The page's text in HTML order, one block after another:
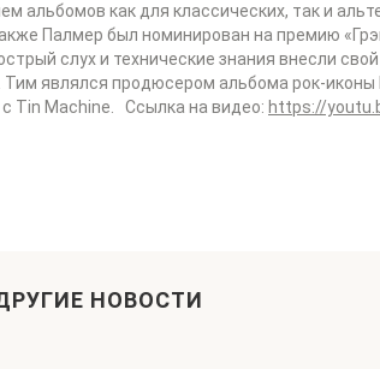
как для классических, так и
Палмер был номинирован на премию
слух и технические знания внесли
являлся продюсером альбома рок-иконы
Tin Machine. Ссылка на видео: https://
НОВОСТИ